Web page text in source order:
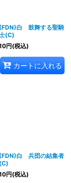
(FDN)白 鼓舞する聖騎
(C)
円(税込)
カートに入れる
(FDN)白 兵団の結集者
(C)
円(税込)